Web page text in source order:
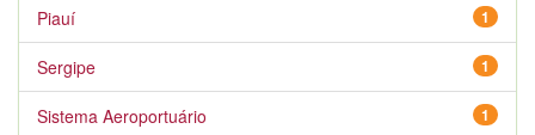
1
Piauí
1
Sergipe
1
Sistema Aeroportuário